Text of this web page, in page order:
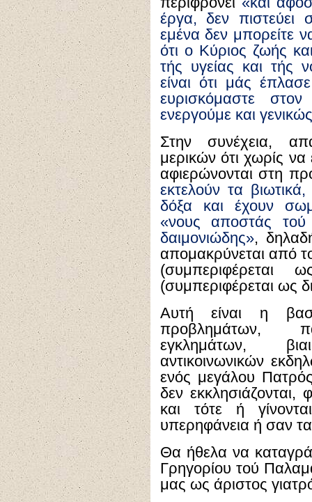
έργα, δεν πιστεύει
εμένα δεν μπορείτε
ότι ο Κύριος ζωής
τής υγείας και τής
είναι ότι μάς
ευρισκόμαστε
ενεργούμε και
Στην συνέχεια,
μερικών ότι χωρίς
αφιερώνονται στη
εκτελούν τα
δόξα και έχουν
«νους αποστάς
δαιμονιώδης»,
απομακρύνεται από
(συμπεριφέρεται
(συμπεριφέρεται ως
Αυτή είναι η
προβλημάτων,
εγκλημάτων,
αντικοινωνικών
ενός μεγάλου
δεν
και τότε ή
υπερηφάνεια ή σαν
Θα ήθελα να
Γρηγορίου τού
μας ως άριστος